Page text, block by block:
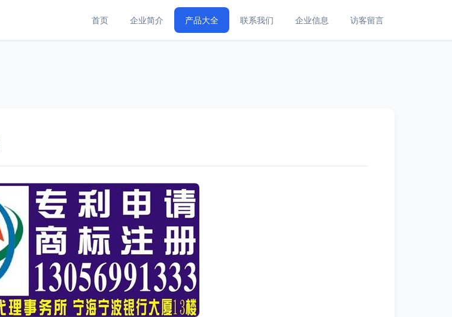
首页 企业简介 产品大全 联系我们 企业信息 访客留言